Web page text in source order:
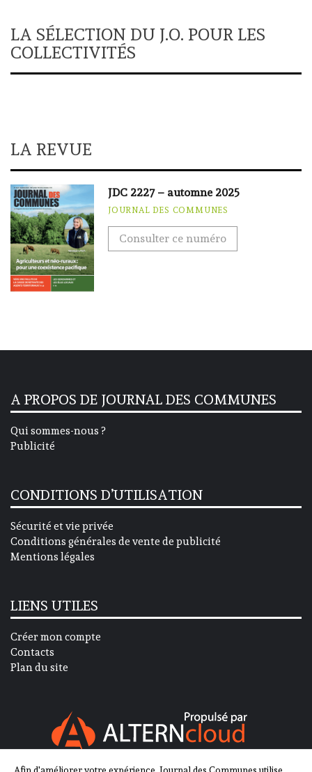
LA SÉLECTION DU J.O. POUR LES
COLLECTIVITÉS
LA REVUE
JDC 2227 – automne 2025
JOURNAL DES COMMUNES
Consulter ce numéro
A PROPOS DE JOURNAL DES COMMUNES
Qui sommes-nous ?
Publicité
CONDITIONS D’UTILISATION
Sécurité et vie privée
Conditions générales de vente de publicité
Mentions légales
LIENS UTILES
Créer mon compte
Contacts
Plan du site